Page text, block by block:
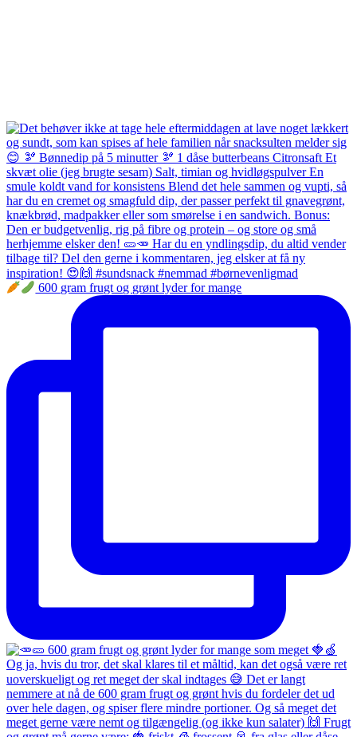
600 gram frugt og grønt lyder for mange